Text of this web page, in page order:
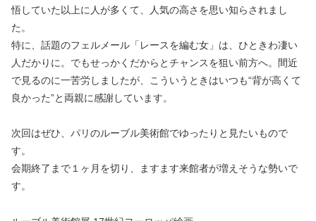
悟していた以上に人が多くて、人気の高さを思い知らされまし
た。
特に、話題のフェルメール「レースを編む女」は、ひときわ凄い
人だかりに。でもせっかくだからとチャンスを狙い前方へ。間近
で見るのに一苦労しましたが、こういうときはいつも“背が高くて
良かった”と両親に感謝しています。
次回はぜひ、パリのルーブル美術館でゆったりと見たいもので
す。
会期終了まで１ヶ月を切り、ますます来館者が増えそうな勢いで
す。